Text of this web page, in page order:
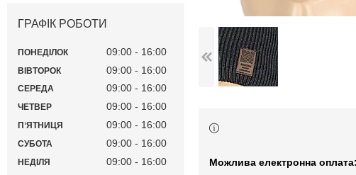
ГРАФІК РОБОТИ
ПОНЕДІЛОК 09:00 16:00
ВІВТОРОК 09:00 16:00
СЕРЕДА 09:00 16:00
ЧЕТВЕР 09:00 16:00
ПʼЯТНИЦЯ 09:00 16:00
СУБОТА 09:00 16:00
НЕДІЛЯ 09:00 16:00